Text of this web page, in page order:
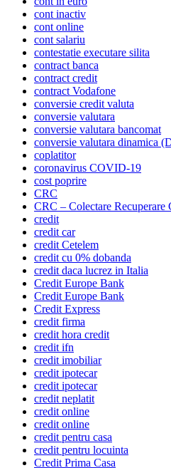
cont inactiv
cont online
cont salariu
contestatie executare silita
contract banca
contract credit
contract Vodafone
conversie credit valuta
conversie valutara
conversie valutara bancomat
conversie valutara dinamica
coplatitor
coronavirus COVID-19
cost poprire
CRC
CRC – Colectare Recuperare
credit
credit car
credit Cetelem
credit cu 0% dobanda
credit daca lucrez in Italia
Credit Europe Bank
Credit Europe Bank
Credit Express
credit firma
credit hora credit
credit ifn
credit imobiliar
credit ipotecar
credit ipotecar
credit neplatit
credit online
credit online
credit pentru casa
credit pentru locuinta
Credit Prima Casa